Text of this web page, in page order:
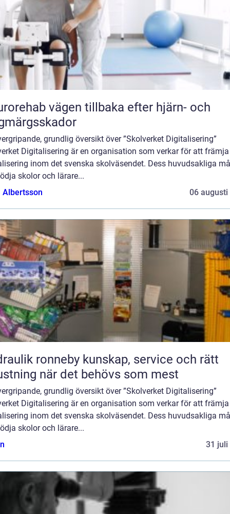
tillbaka efter hjärn- och
grundlig översikt över ”Skolverket Digitalisering”
Digitalisering är en organisation som verkar för att främja
inom det svenska skolväsendet. Dess huvudsakliga
skolor och lärare...
Albertsson
06 augusti
ronneby kunskap, service och rätt
när det behövs som mest
grundlig översikt över ”Skolverket Digitalisering”
Digitalisering är en organisation som verkar för att främja
inom det svenska skolväsendet. Dess huvudsakliga
skolor och lärare...
31 juli